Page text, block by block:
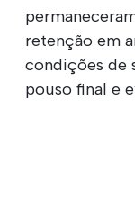
retenção em
condições de
pouso final e